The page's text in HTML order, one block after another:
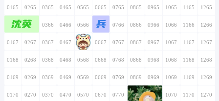
0165 0265 0365 0465 0565 0665 0765 0865 0965 1065 1165 1265
0166
沈英
0266 0366 0466 0566 0666
兵 0766 0866 0966 1066 1166 1266
0167 0267 0367 0467 0567 0667 0767 0867 0967 1067 1167 1267
0168 0268 0368 0468 0568 0668 0768 0868 0968 1068 1168 1268
0169 0269 0369 0469 0569 0669 0769 0869 0969 1069 1169 1269
0170 0270 0370 0470 0570 0670 0770 0870 0970 1070 1170 1270